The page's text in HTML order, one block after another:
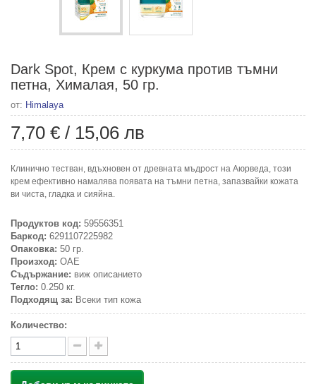
Dark Spot, Крем с куркума против тъмни
петна, Хималая, 50 гр.
от: Himalaya
7,70 € / 15,06 лв
Клинично тестван, вдъхновен от древната мъдрост на Аюрведа, този
крем ефективно намалява появата на тъмни петна, запазвайки кожата
ви чиста, гладка и сияйна.
Продуктов код: 59556351
Баркод: 6291107225982
Опаковка: 50 гр.
Произход: ОАЕ
Съдържание: виж описанието
Тегло: 0.250 кг.
Подходящ за: Всеки тип кожа
Количество: